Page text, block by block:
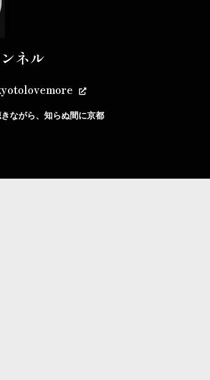
ネル
ながら、知らぬ間に京都